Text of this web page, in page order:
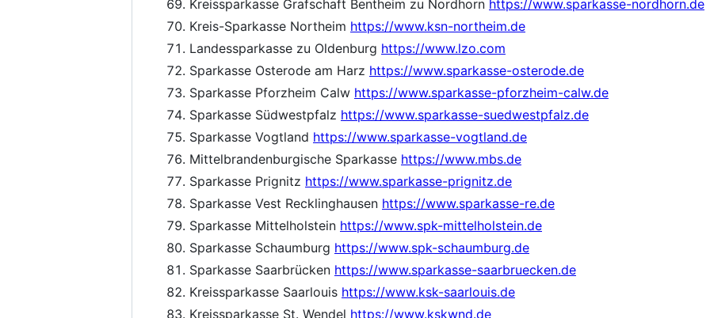
Kreissparkasse Grafschaft Bentheim zu Nordhorn https://www.sparkasse-nordhorn.de
Kreis-Sparkasse Northeim https://www.ksn-northeim.de
Landessparkasse zu Oldenburg https://www.lzo.com
Sparkasse Osterode am Harz https://www.sparkasse-osterode.de
Sparkasse Pforzheim Calw https://www.sparkasse-pforzheim-calw.de
Sparkasse Südwestpfalz https://www.sparkasse-suedwestpfalz.de
Sparkasse Vogtland https://www.sparkasse-vogtland.de
Mittelbrandenburgische Sparkasse https://www.mbs.de
Sparkasse Prignitz https://www.sparkasse-prignitz.de
Sparkasse Vest Recklinghausen https://www.sparkasse-re.de
Sparkasse Mittelholstein https://www.spk-mittelholstein.de
Sparkasse Schaumburg https://www.spk-schaumburg.de
Sparkasse Saarbrücken https://www.sparkasse-saarbruecken.de
Kreissparkasse Saarlouis https://www.ksk-saarlouis.de
Kreissparkasse St. Wendel https://www.kskwnd.de